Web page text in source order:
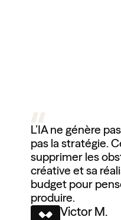
L’IA ne génère
pas la stratégie.
supprimer les
créative et sa
budget pour
produire.
Victor M.